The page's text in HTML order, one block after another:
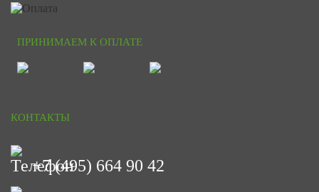
ПРИНИМАЕМ К ОПЛАТЕ
КОНТАКТЫ
+7 (495) 664 90 42